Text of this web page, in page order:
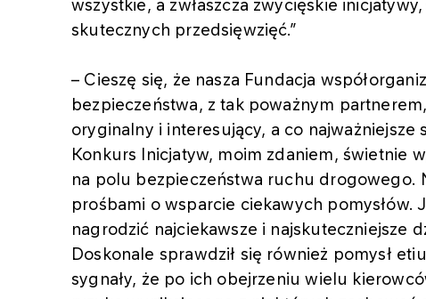
wszystkie, a zwłaszcza zwycięskie
skutecznych przedsięwzięć.”
– Cieszę się, że nasza Fundacja
bezpieczeństwa, z tak poważnym
oryginalny i interesujący, a co
Konkurs Inicjatyw, moim zdaniem, świetnie
na polu bezpieczeństwa ruchu drogowego.
prośbami o wsparcie ciekawych pomysłów.
nagrodzić najciekawsze i najskuteczniejsze
Doskonale sprawdził się również pomysł
sygnały, że po ich obejrzeniu wielu